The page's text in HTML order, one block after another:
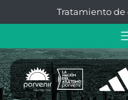
Tratamiento de